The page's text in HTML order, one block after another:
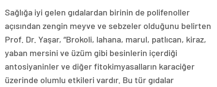
Sağlığa iyi gelen gıdalardan birinin de polifenoller
açısından zengin meyve ve sebzeler olduğunu belirten
Prof. Dr. Yaşar, “Brokoli, lahana, marul, patlıcan, kiraz,
yaban mersini ve üzüm gibi besinlerin içerdiği
antosiyaninler ve diğer fitokimyasalların karaciğer
üzerinde olumlu etkileri vardır. Bu tür gıdalar